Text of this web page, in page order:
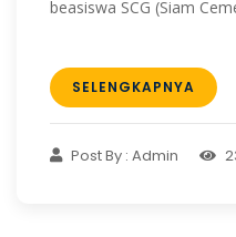
beasiswa SCG (Siam
SELENGKAPNYA
Post By : Admin